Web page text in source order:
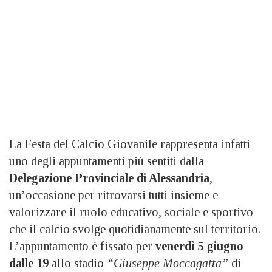
La Festa del Calcio Giovanile rappresenta infatti
uno degli appuntamenti più sentiti dalla
Delegazione Provinciale di Alessandria,
un’occasione per ritrovarsi tutti insieme e
valorizzare il ruolo educativo, sociale e sportivo
che il calcio svolge quotidianamente sul territorio.
L’appuntamento è fissato per venerdì 5 giugno
dalle 19 allo stadio “Giuseppe Moccagatta” di